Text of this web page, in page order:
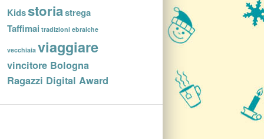
Kidsstoriastrega
Taffimai tradizioni ebraiche
vecchiaia viaggiare
vincitore Bologna
Ragazzi Digital Award